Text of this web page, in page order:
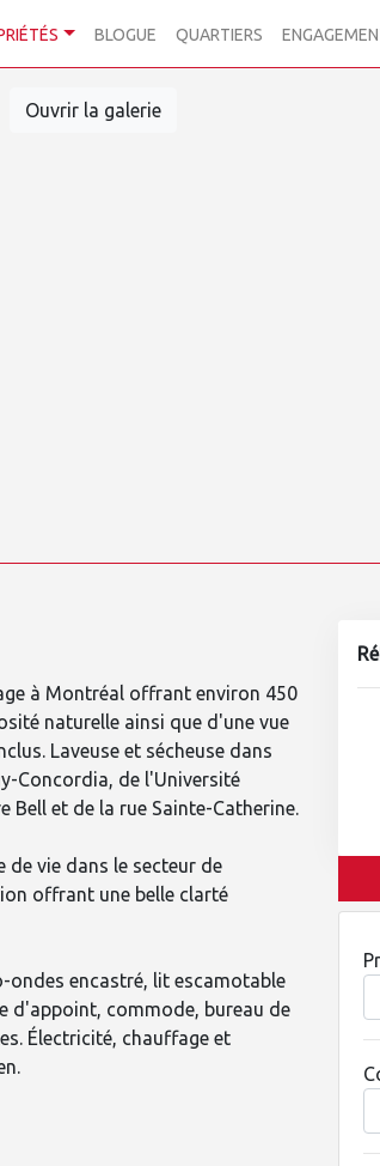
BLOGUE QUARTIERS
Ouvrir la galerie
à Montréal offrant environ 450
naturelle ainsi que d'une vue
Laveuse et sécheuse dans
Concordia, de l'Université
Bell et de la rue Sainte-Catherine.
vie dans le secteur de
offrant une belle clarté
ondes encastré, lit escamotable
d'appoint, commode, bureau de
Électricité, chauffage et